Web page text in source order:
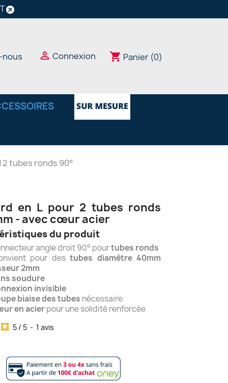
 Connexion shopping_cart Panier (0)
2 tubes ronds 90°
en L pour 2 tubes ronds
- avec cœur acier
du produit
angle droit 90° pourtubes ronds
pour destubes diamètre 40mm
2mm
soudure
invisible
biaise des tubes nécessaire
en acierpour une solidité renforcée
5 / 5 - 1 avis